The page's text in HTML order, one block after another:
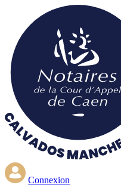
contenu
principal
Connexion